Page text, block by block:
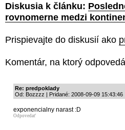
Diskusia k článku:
rovnomerne medzi
Prispievajte do diskusií ako
Komentár, na ktorý
Re: predpoklady
Od: Bozzzz | Pridané: 2008-09-09 15:43:46
exponencialny narast :D
Odpovedať